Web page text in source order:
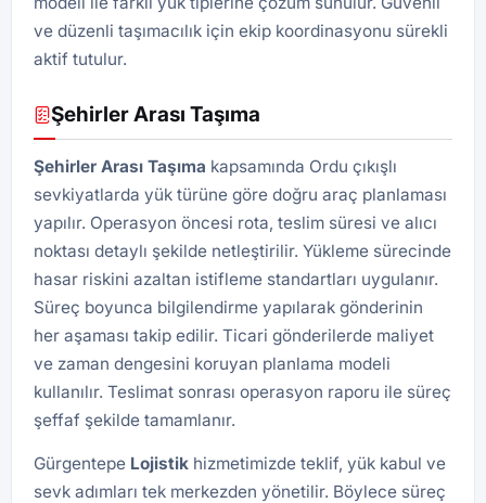
ve düzenli taşımacılık için ekip koordinasyonu sürekli
aktif tutulur.
Şehirler Arası Taşıma
Şehirler Arası Taşıma kapsamında Ordu çıkışlı
sevkiyatlarda yük türüne göre doğru araç planlaması
yapılır. Operasyon öncesi rota, teslim süresi ve alıcı
noktası detaylı şekilde netleştirilir. Yükleme sürecinde
hasar riskini azaltan istifleme standartları uygulanır.
Süreç boyunca bilgilendirme yapılarak gönderinin
her aşaması takip edilir. Ticari gönderilerde maliyet
ve zaman dengesini koruyan planlama modeli
kullanılır. Teslimat sonrası operasyon raporu ile süreç
şeffaf şekilde tamamlanır.
Gürgentepe Lojistik hizmetimizde teklif, yük kabul ve
sevk adımları tek merkezden yönetilir. Böylece süreç